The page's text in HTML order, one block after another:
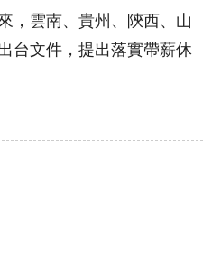
，雲南、貴州、陝西、山
台文件，提出落實帶薪休